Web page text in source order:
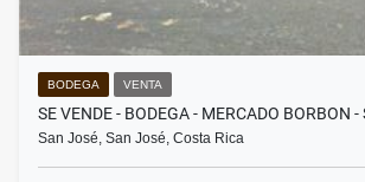
BODEGA VENTA
SE VENDE - BODEGA - MERCADO BORBON -
San José, San José, Costa Rica